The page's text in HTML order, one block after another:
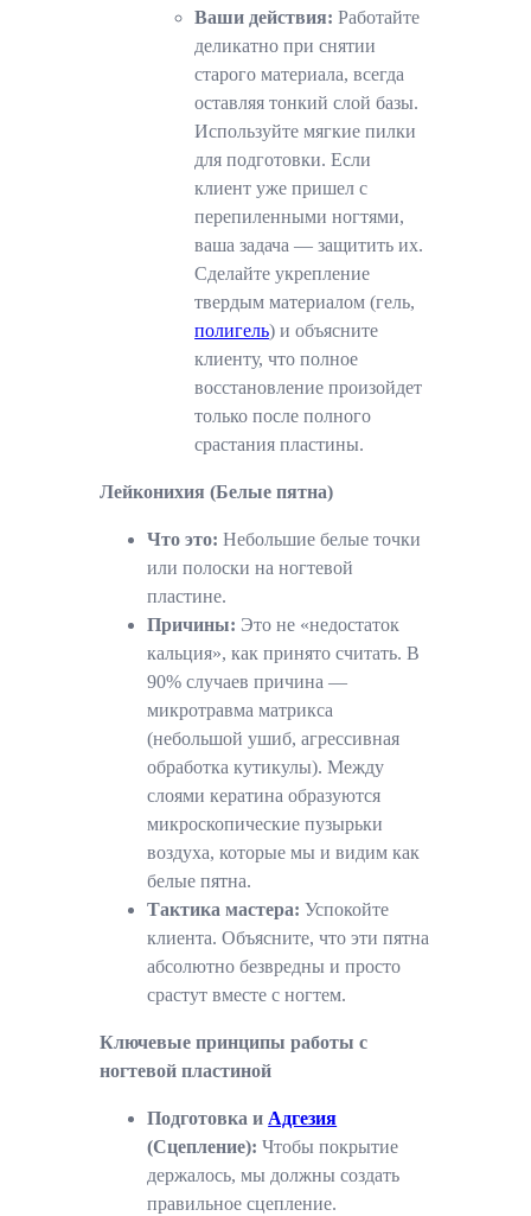
Ваши действия: Работайте
деликатно при снятии
старого материала, всегда
оставляя тонкий слой базы.
Используйте мягкие пилки
для подготовки. Если
клиент уже пришел с
перепиленными ногтями,
ваша задача — защитить их.
Сделайте укрепление
твердым материалом (гель,
полигель) и объясните
клиенту, что полное
восстановление произойдет
только после полного
срастания пластины.
Лейконихия (Белые пятна)
Что это: Небольшие белые точки
или полоски на ногтевой
пластине.
Причины: Это не «недостаток
кальция», как принято считать. В
90% случаев причина —
микротравма матрикса
(небольшой ушиб, агрессивная
обработка кутикулы). Между
слоями кератина образуются
микроскопические пузырьки
воздуха, которые мы и видим как
белые пятна.
Тактика мастера: Успокойте
клиента. Объясните, что эти пятна
абсолютно безвредны и просто
срастут вместе с ногтем.
Ключевые принципы работы с
ногтевой пластиной
Подготовка и Адгезия
(Сцепление): Чтобы покрытие
держалось, мы должны создать
правильное сцепление.